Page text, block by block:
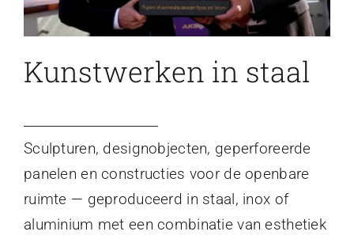
Kunstwerken in staal
Sculpturen, designobjecten, geperforeerde
panelen en constructies voor de openbare
ruimte — geproduceerd in staal, inox of
aluminium met een combinatie van esthetiek